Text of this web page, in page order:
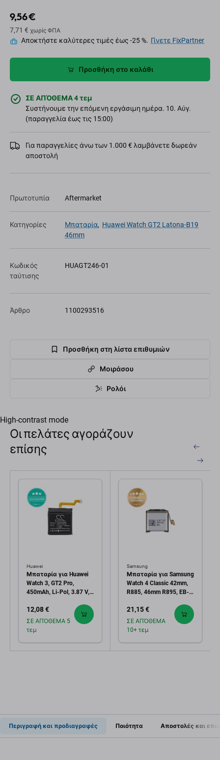
9,56 €
7,71 € χωρίς ΦΠΑ
Αποκτήστε καλύτερες τιμές έως -25 %. Γίνετε FixPartner
Προσθήκη στο καλάθι
ΣΕ ΑΠΌΘΕΜΑ 4 τεμ
Συστήνουμε την επόμενη εργάσιμη ημέρα. 10. Αύγ.
(παραγγελία έως τις 15:00)
Για παραγγελίες άνω των 1.000 € λαμβάνετε δωρεάν
αποστολή
Πρωτοτυπία Aftermarket
Κατηγορίες Μπαταρία, Huawei Watch GT2 Latona-B19
46mm
Κωδικός
ταύτισης
HUAGT246-01
Άρθρο 1100293516
Προσθήκη στη λίστα επιθυμιών
Μοιράσου
Ρολόι
High-contrast mode
Οι πελάτες αγοράζουν
επίσης
Huawei
Μπαταρία για Huawei
Watch 3, GT2 Pro,
450mAh, Li-Pol, 3.87 V,
12,08 €
ΣΕ ΑΠΌΘΕΜΑ 5
τεμ
Samsung
Μπαταρία για Samsung
Watch 4 Classic 42mm,
R885, 46mm R895, EB-
05066A, 361mAh,
Service Pack
21,15 €
ΣΕ ΑΠΌΘΕΜΑ
10+ τεμ
Περιγραφή και προδιαγραφές Ποιότητα Αποστολές και